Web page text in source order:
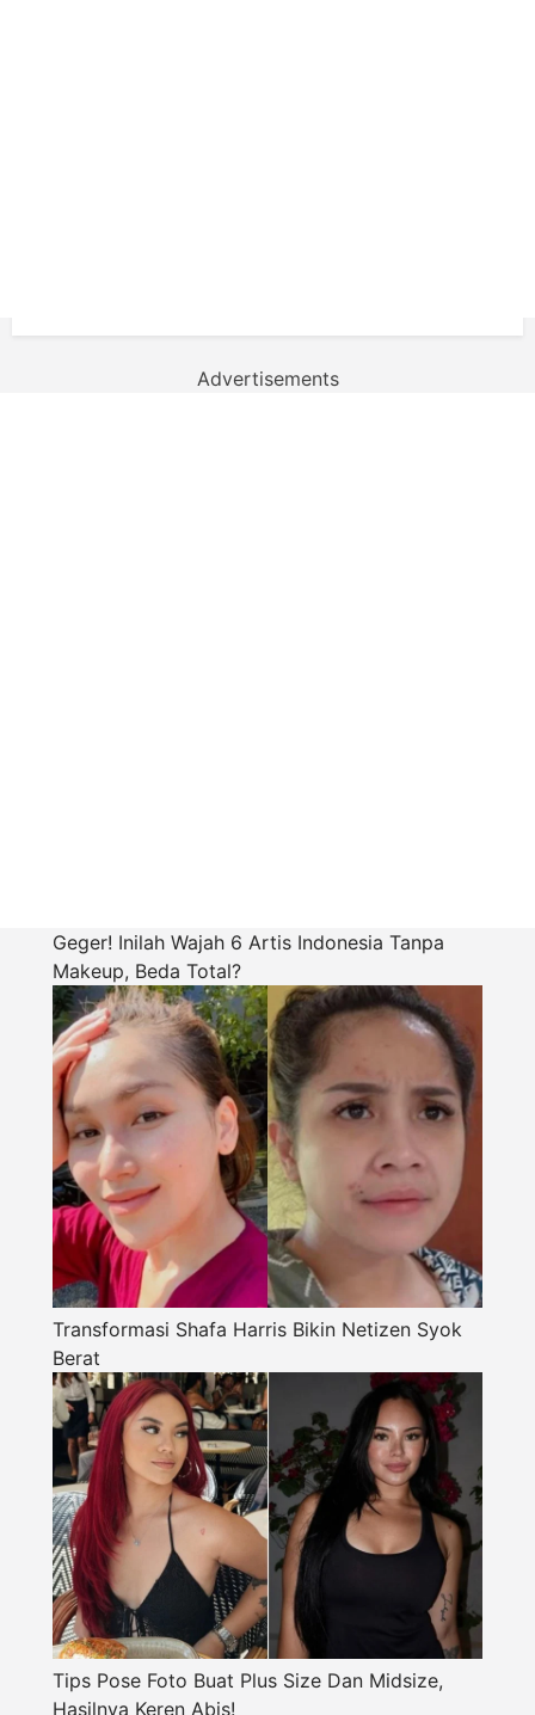
Advertisements
Geger! Inilah Wajah 6 Artis Indonesia Tanpa
Makeup, Beda Total?
Transformasi Shafa Harris Bikin Netizen Syok
Berat
Tips Pose Foto Buat Plus Size Dan Midsize,
Hasilnya Keren Abis!